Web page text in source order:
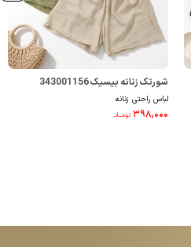
شورتک زنانه بیسیک 343001156
لباس راحتی زنانه
۳۹۸,۰۰۰ تومــانـ